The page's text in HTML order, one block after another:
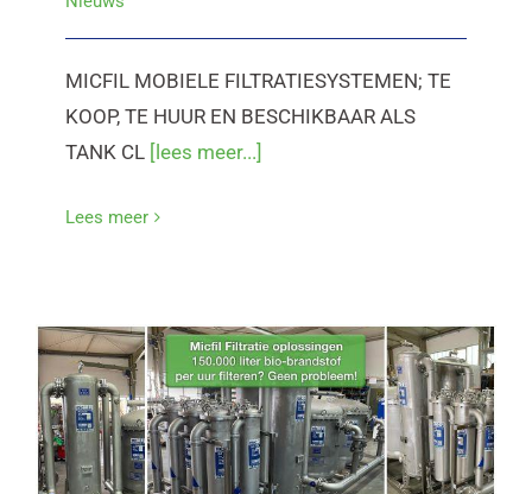
MICFIL MOBIELE FILTRATIESYSTEMEN; TE
KOOP, TE HUUR EN BESCHIKBAAR ALS
TANK CL [lees meer...]
Lees meer
Micfil Filtratie oplossingen; Voor
elke filtratiebehoefte de juiste